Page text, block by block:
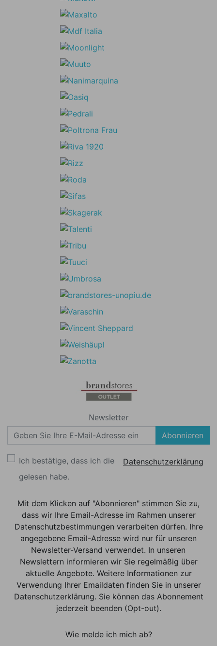
Newsletter
Abonnieren
Ich bestätige, dass ich die
Datenschutzerklärung
gelesen habe.
Mit dem Klicken auf "Abonnieren" stimmen Sie zu,
dass wir Ihre Email-Adresse im Rahmen unserer
Datenschutzbestimmungen verarbeiten dürfen. Ihre
angegebene Email-Adresse wird nur für unseren
Newsletter-Versand verwendet. In unseren
Newslettern informieren wir Sie regelmäßig über
aktuelle Angebote. Weitere Informationen zur
Verwendung Ihrer Emaildaten finden Sie in unserer
Datenschutzerklärung. Sie können das Abonnement
jederzeit beenden (Opt-out).
Wie melde ich mich ab?